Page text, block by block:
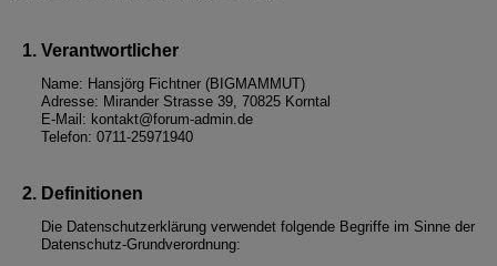
Verantwortlicher
Name: Hansjörg Fichtner (BIGMAMMUT)
Adresse: Mirander Strasse 39, 70825 Korntal
E-Mail: kontakt@forum-admin.de
Telefon: 0711-25971940
Definitionen
Die Datenschutzerklärung verwendet folgende Begriffe im Sinne der
Datenschutz-Grundverordnung: